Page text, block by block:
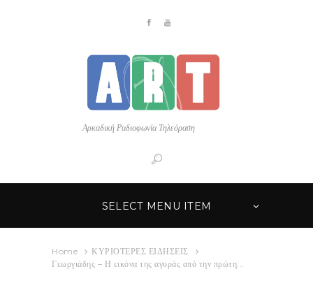
Αρκαδική Ραδιοφωνία Τηλεόραση
SELECT MENU ITEM
Home
ΚΥΡΙΟΤΕΡΕΣ ΕΙΔΗΣΕΙΣ
Γεωργιάδης – Η εικόνα της αγοράς από την πρώτη...